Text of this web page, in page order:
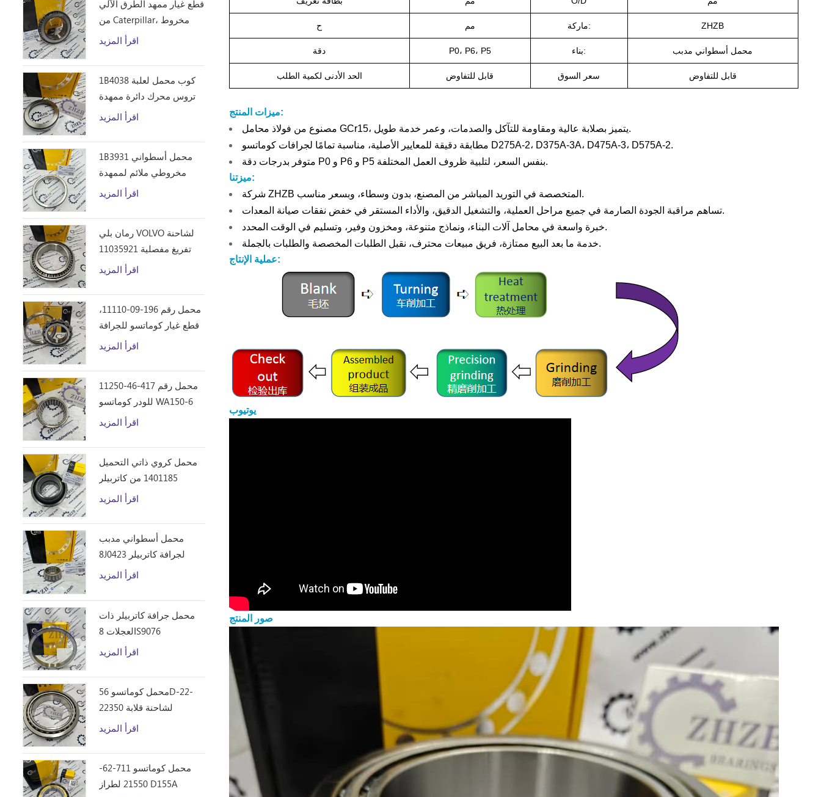
ح مم ماركة: ZHZB
دقة P0، P6، P5 بناء: محمل أسطواني مدبب
الحد الأدنى لكمية الطلب قابل للتفاوض سعر السوق قابل للتفاوض
ميزات المنتج:
مصنوع من فولاذ محامل GCr15، يتميز بصلابة عالية ومقاومة للتآكل والصدمات، وعمر خدمة طويل.
مطابقة دقيقة للمعايير الأصلية، مناسبة تمامًا لجرافات كوماتسو D275A-2، D375A-3A، D475A-3، D575A-2.
متوفر بدرجات دقة P0 و P6 و P5 بنفس السعر، لتلبية ظروف العمل المختلفة.
ميزتنا:
شركة ZHZB المتخصصة في التوريد المباشر من المصنع، بدون وسطاء، وبسعر مناسب.
تساهم مراقبة الجودة الصارمة في جميع مراحل العملية، والتشغيل الدقيق، والأداء المستقر في خفض نفقات صيانة المعدات.
خبرة واسعة في محامل آلات البناء، ونماذج متنوعة، ومخزون وفير، وتسليم في الوقت المحدد.
خدمة ما بعد البيع ممتازة، فريق مبيعات محترف، نقبل الطلبات المخصصة والطلبات بالجملة.
عملية الإنتاج:
يوتيوب
صور المنتج
قطع غيار ممهد الطرق الآلي
من Caterpillar، مخروط
محمل أسطواني مخروطي
المحامل
اقرأ المزيد
1B4038 كوب محمل لعلبة
تروس محرك دائرة ممهدة
الطرق
اقرأ المزيد
1B3931 محمل أسطواني
مخروطي ملائم لممهدة
الطرق من Caterpillar 12F
اقرأ المزيد
رمان بلي VOLVO لشاحنة
تفريغ مفصلية 11035921
اقرأ المزيد
محمل رقم 196-09-11110،
قطع غيار كوماتسو للجرافة
D355C
اقرأ المزيد
محمل رقم 417-46-11250
للودر كوماتسو WA150-6
اقرأ المزيد
محمل كروي ذاتي التحميل
1401185 من كاتربيلر
اقرأ المزيد
محمل أسطواني مدبب
8J0423 لجرافة كاتربيلر
D10R
اقرأ المزيد
محمل جرافة كاتربيلر ذات
العجلات 8S9076
اقرأ المزيد
محمل كوماتسو 56D-22-
22350 لشاحنة قلابة
HM250
اقرأ المزيد
محمل كوماتسو 711-62-
21550 لطراز D155A